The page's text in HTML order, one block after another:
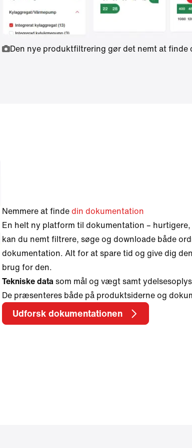
Den nye produktfiltrering gør det nemt at
Nemmere at findedin dokumentation
En helt ny platform til dokumentation –
kan du nemt filtrere, søge og downloade både
dokumentation. Alt for at spare tid og give dig
brug for den.
Tekniske datasom mål og vægt samt
De præsenteres både på produktsiderne og
Udforsk dokumentationen